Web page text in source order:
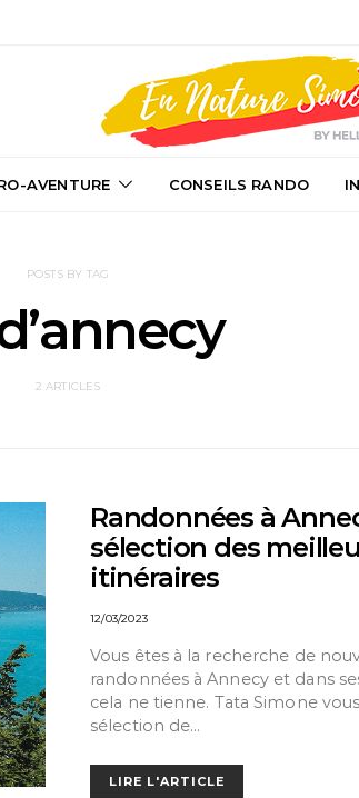
AVENTURE CONSEILS RANDO
POSTS BY TAG
2 ARTICLES
Randonnées à
sélection des
itinéraires
12/03/2023
Vous êtes à la recherche de
randonnées à Annecy et dans
cela ne tienne. Tata Simone
sélection de…
LIRE L'ARTICLE